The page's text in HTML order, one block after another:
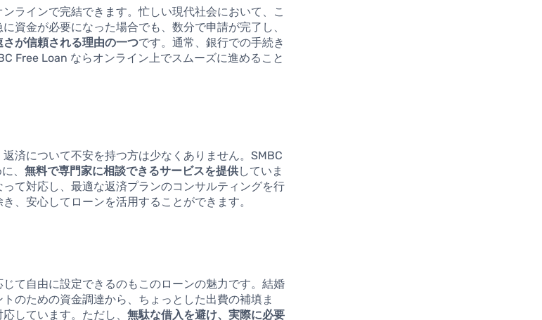
ラインで完結できます。忙しい現代社会において、こ
資金が必要になった場合でも、数分で申請が完了し、
が信頼される理由の一つです。通常、銀行での手続き
Free Loan ならオンライン上でスムーズに進めること
済について不安を持つ方は少なくありません。SMBC
、無料で専門家に相談できるサービスを提供していま
て対応し、最適な返済プランのコンサルティングを行
、安心してローンを活用することができます。
て自由に設定できるのもこのローンの魅力です。結婚
のための資金調達から、ちょっとした出費の補填ま
しています。ただし、無駄な借入を避け、実際に必要